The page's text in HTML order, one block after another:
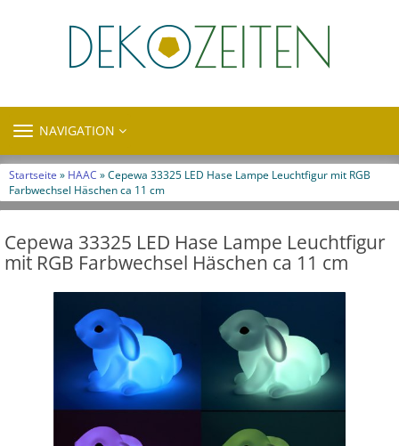
TOGGLE
NAVIGATION
Startseite » HAAC » Cepewa 33325 LED Hase Lampe Leuchtfigur mit RGB
Farbwechsel Häschen ca 11 cm
Cepewa 33325 LED Hase Lampe Leuchtfigur
mit RGB Farbwechsel Häschen ca 11 cm